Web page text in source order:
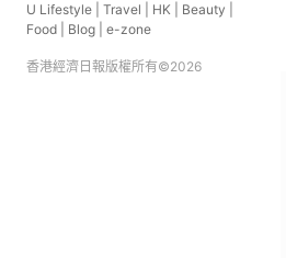
U Lifestyle Travel HK Beauty
Food
Blog e-zone
香港經濟日報版權所有©2026